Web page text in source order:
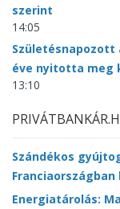
szerint
14:05
Születésnapozott
éve nyitotta meg
13:10
Szándékos
Energiatárolás: